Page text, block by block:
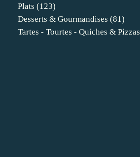
Plats (123)
Desserts & Gourmandises (81)
Tartes - Tourtes - Quiches & Pizzas